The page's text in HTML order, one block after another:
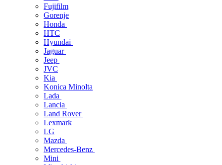
Fujifilm
Gorenje
Honda
HTC
Hyundai
Jaguar
Jeep
JVC
Kia
Konica Minolta
Lada
Lancia
Land Rover
Lexmark
LG
Mazda
Mercedes-Benz
Mini